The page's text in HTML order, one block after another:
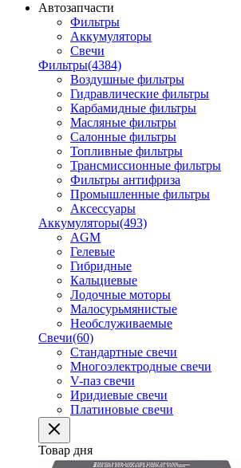
Автозапчасти
Фильтры
Аккумуляторы
Свечи
Фильтры(4384)
Воздушные фильтры
Гидравлические фильтры
Карбамидные фильтры
Масляные фильтры
Салонные фильтры
Топливные фильтры
Трансмиссионные фильтры
Фильтры антифриза
Промышленные фильтры
Аксессуары
Аккумуляторы(493)
AGM
Гелевые
Гибридные
Кальциевые
Лодочные моторы
Малосурьмянистые
Необслуживаемые
Свечи(60)
Стандартные свечи
Многоэлектродные свечи
V-паз свечи
Иридиевые свечи
Платиновые свечи
Товар дня